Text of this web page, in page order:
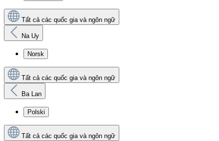
Tất cả các quốc gia và ngôn ngữ
Na Uy
Norsk
Tất cả các quốc gia và ngôn ngữ
Ba Lan
Polski
Tất cả các quốc gia và ngôn ngữ